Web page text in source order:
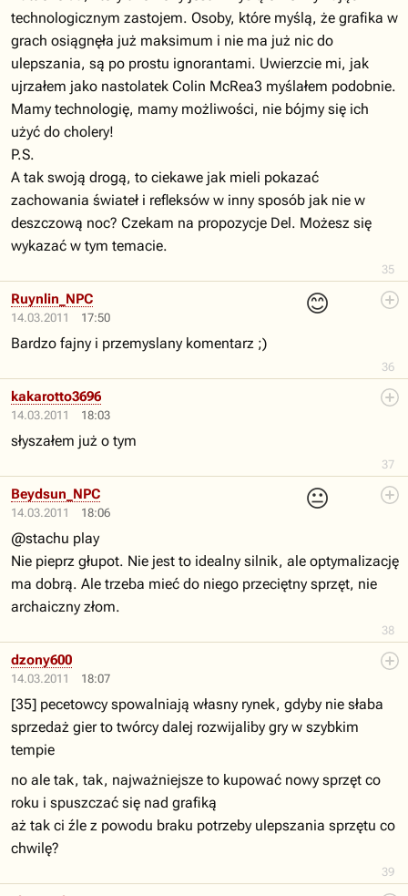
35
technologicznym zastojem. Osoby, które myślą, że grafika w
grach osiągnęła już maksimum i nie ma już nic do
ulepszania, są po prostu ignorantami. Uwierzcie mi, jak
ujrzałem jako nastolatek Colin McRea3 myślałem podobnie.
Mamy technologię, mamy możliwości, nie bójmy się ich
użyć do cholery!
P.S.
A tak swoją drogą, to ciekawe jak mieli pokazać
zachowania świateł i refleksów w inny sposób jak nie w
deszczową noc? Czekam na propozycje Del. Możesz się
wykazać w tym temacie.
14.03.2011 17:50
😊
36
Ruynlin_NPC
Bardzo fajny i przemyslany komentarz ;)
14.03.2011 18:03
37
kakarotto3696
słyszałem już o tym
14.03.2011 18:06
😐
38
Beydsun_NPC
@stachu play
Nie pieprz głupot. Nie jest to idealny silnik, ale optymalizację
ma dobrą. Ale trzeba mieć do niego przeciętny sprzęt, nie
archaiczny złom.
14.03.2011 18:07
39
dzony600
[35] pecetowcy spowalniają własny rynek, gdyby nie słaba
sprzedaż gier to twórcy dalej rozwijaliby gry w szybkim
tempie
no ale tak, tak, najważniejsze to kupować nowy sprzęt co
roku i spuszczać się nad grafiką
aż tak ci źle z powodu braku potrzeby ulepszania sprzętu co
chwilę?